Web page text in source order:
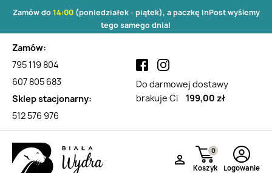
Zamów do14:00(poniedziałek - piątek), a paczkę InPost wyślemy
tego samego dnia!
Zamów:
795 119 804
607 805 683
Sklep stacjonarny:
512 576 976
Do darmowej dostawy
brakuje Ci
199,00 zł

Koszyk
0
Logowanie